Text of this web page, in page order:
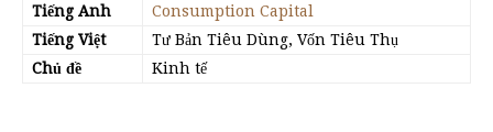
Tiếng Anh
Consumption Capital
Tiếng Việt
Tư Bản Tiêu Dùng, Vốn Tiêu Thụ
Chủ đề
Kinh tế